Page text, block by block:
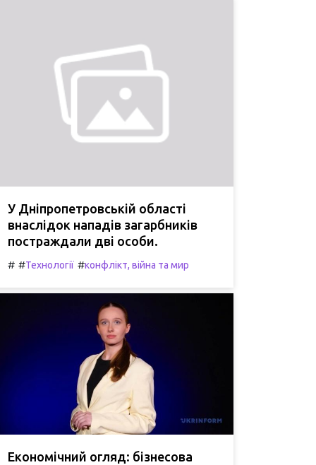
У Дніпропетровській області
внаслідок нападів загарбників
постраждали дві особи.
# #Технології #конфлікт, війна та мир
Економічний огляд: бізнесова